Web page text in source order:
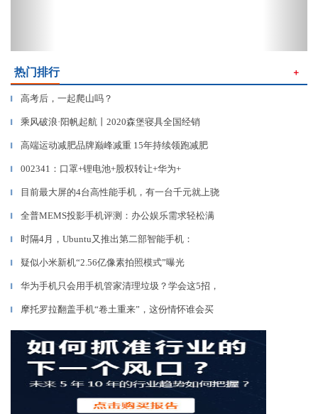
热门排行 ＋
▎ 高考后，一起爬山吗？
▎ 乘风破浪·阳帆起航丨2020森堡寝具全国经销
▎ 高端运动减肥品牌巅峰减重 15年持续领跑减肥
▎ 002341：口罩+锂电池+股权转让+华为+
▎ 目前最大屏的4台高性能手机，有一台千元就上骁
▎ 全普MEMS投影手机评测：办公娱乐需求轻松满
▎ 时隔4月，Ubuntu又推出第二部智能手机：
▎ 疑似小米新机“2.56亿像素拍照模式”曝光
▎ 华为手机只会用手机管家清理垃圾？学会这5招，
▎ 摩托罗拉翻盖手机“卷土重来”，这份情怀谁会买